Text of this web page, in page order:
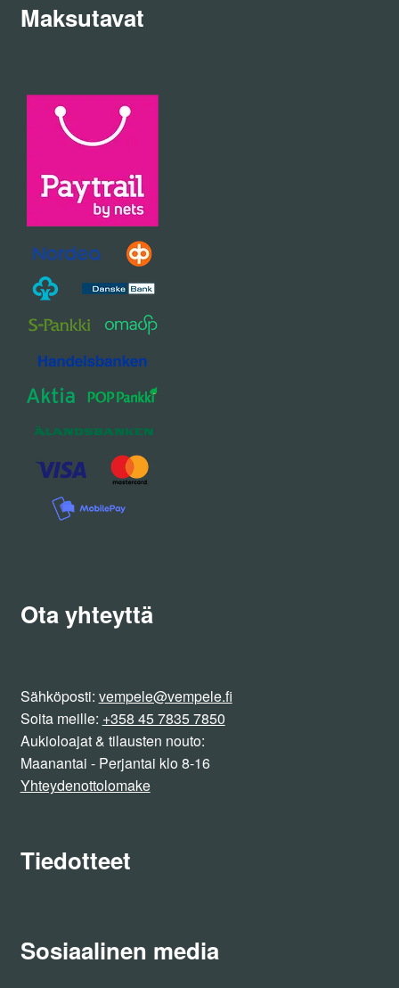
Maksutavat
Ota yhteyttä
Sähköposti: vempele@vempele.fi
Soita meille: +358 45 7835 7850
Aukioloajat & tilausten nouto:
Maanantai - Perjantai klo 8-16
Yhteydenottolomake
Tiedotteet
Sosiaalinen media